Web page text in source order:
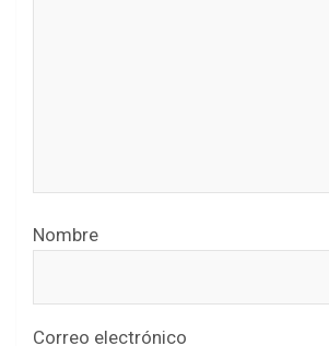
Nombre
Correo electrónico